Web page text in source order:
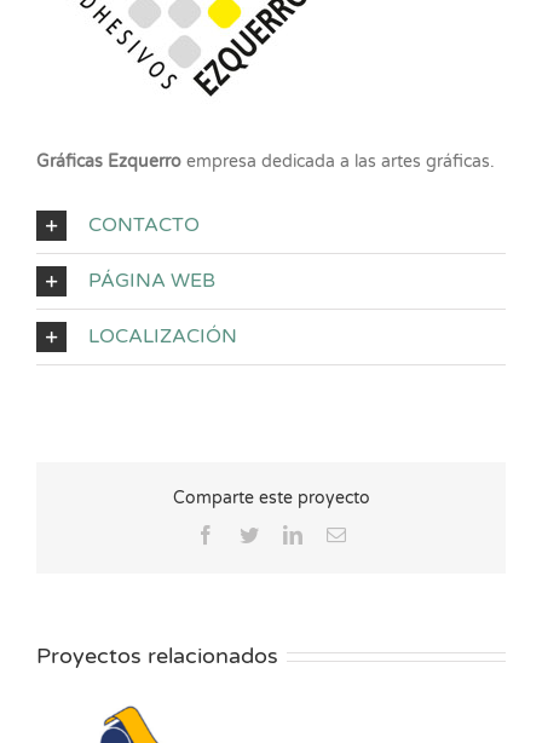
Gráficas Ezquerro empresa dedicada a las artes gráficas.
CONTACTO
PÁGINA WEB
LOCALIZACIÓN
Comparte este proyecto
Facebook
TwitterLinkedInCorreo
Proyectos relacionados